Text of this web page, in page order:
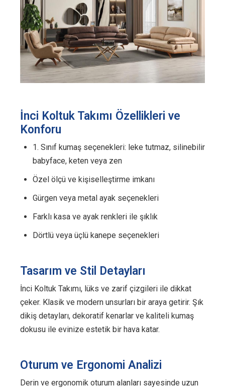
İnci Koltuk Takımı Özellikleri ve
Konforu
1. Sınıf kumaş seçenekleri: leke tutmaz, silinebilir
babyface, keten veya zen
Özel ölçü ve kişiselleştirme imkanı
Gürgen veya metal ayak seçenekleri
Farklı kasa ve ayak renkleri ile şıklık
Dörtlü veya üçlü kanepe seçenekleri
Tasarım ve Stil Detayları
İnci Koltuk Takımı, lüks ve zarif çizgileri ile dikkat
çeker. Klasik ve modern unsurları bir araya getirir. Şık
dikiş detayları, dekoratif kenarlar ve kaliteli kumaş
dokusu ile evinize estetik bir hava katar.
Oturum ve Ergonomi Analizi
Derin ve ergonomik oturum alanları sayesinde uzun